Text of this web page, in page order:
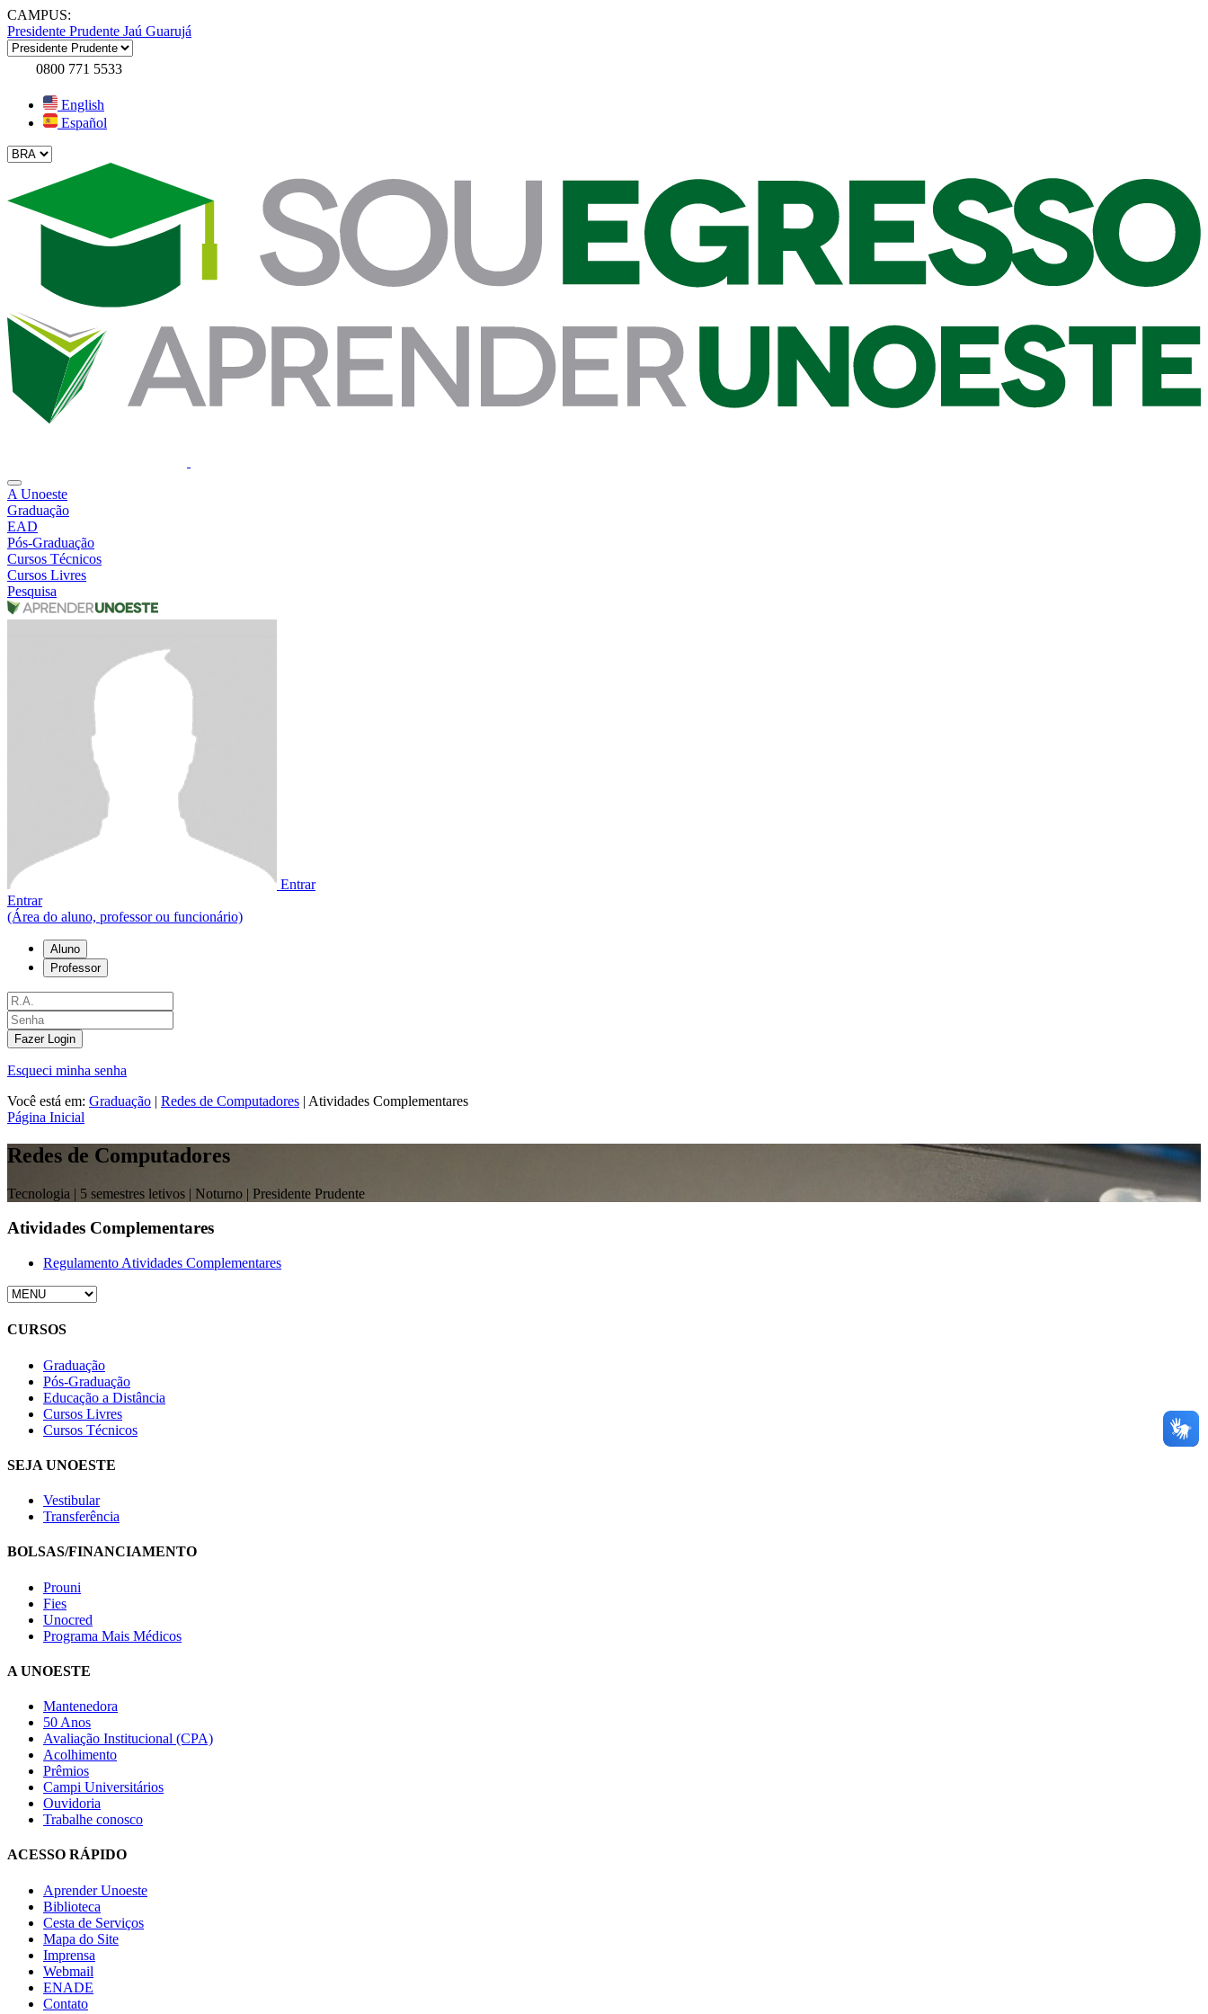
CAMPUS:
Presidente Prudente Jaú Guarujá
0800 771 5533
English
Español
A Unoeste
Graduação
EAD
Pós-Graduação
Cursos Técnicos
Cursos Livres
Pesquisa
Entrar
Entrar
(Área do aluno, professor ou funcionário)
Aluno
Professor
Fazer Login
Esqueci minha senha
Você está em: Graduação | Redes de Computadores | Atividades Complementares
Página Inicial
Redes de Computadores
Tecnologia | 5 semestres letivos | Noturno | Presidente Prudente
Atividades Complementares
Regulamento Atividades Complementares
CURSOS
Graduação
Pós-Graduação
Educação a Distância
Cursos Livres
Cursos Técnicos
SEJA UNOESTE
Vestibular
Transferência
BOLSAS/FINANCIAMENTO
Prouni
Fies
Unocred
Programa Mais Médicos
A UNOESTE
Mantenedora
50 Anos
Avaliação Institucional (CPA)
Acolhimento
Prêmios
Campi Universitários
Ouvidoria
Trabalhe conosco
ACESSO RÁPIDO
Aprender Unoeste
Biblioteca
Cesta de Serviços
Mapa do Site
Imprensa
Webmail
ENADE
Contato